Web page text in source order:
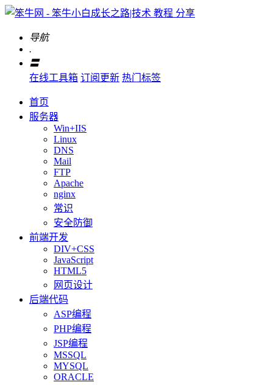
导航
.
〓
在线工具箱 订阅更新 热门标签
首页
服务器
Win+IIS
Linux
DNS
Mail
FTP
Apache
nginx
常识
安全防御
前端开发
DIV+CSS
JavaScript
HTML5
网页设计
后端代码
ASP编程
PHP编程
JSP编程
MSSQL
MYSQL
ORACLE